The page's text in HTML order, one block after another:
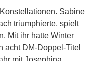
Sabine
triumphierte, spielt
Mit ihr hatte Winter
acht DM-Doppel-Titel
mit Josephina